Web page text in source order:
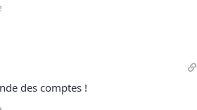
des comptes !